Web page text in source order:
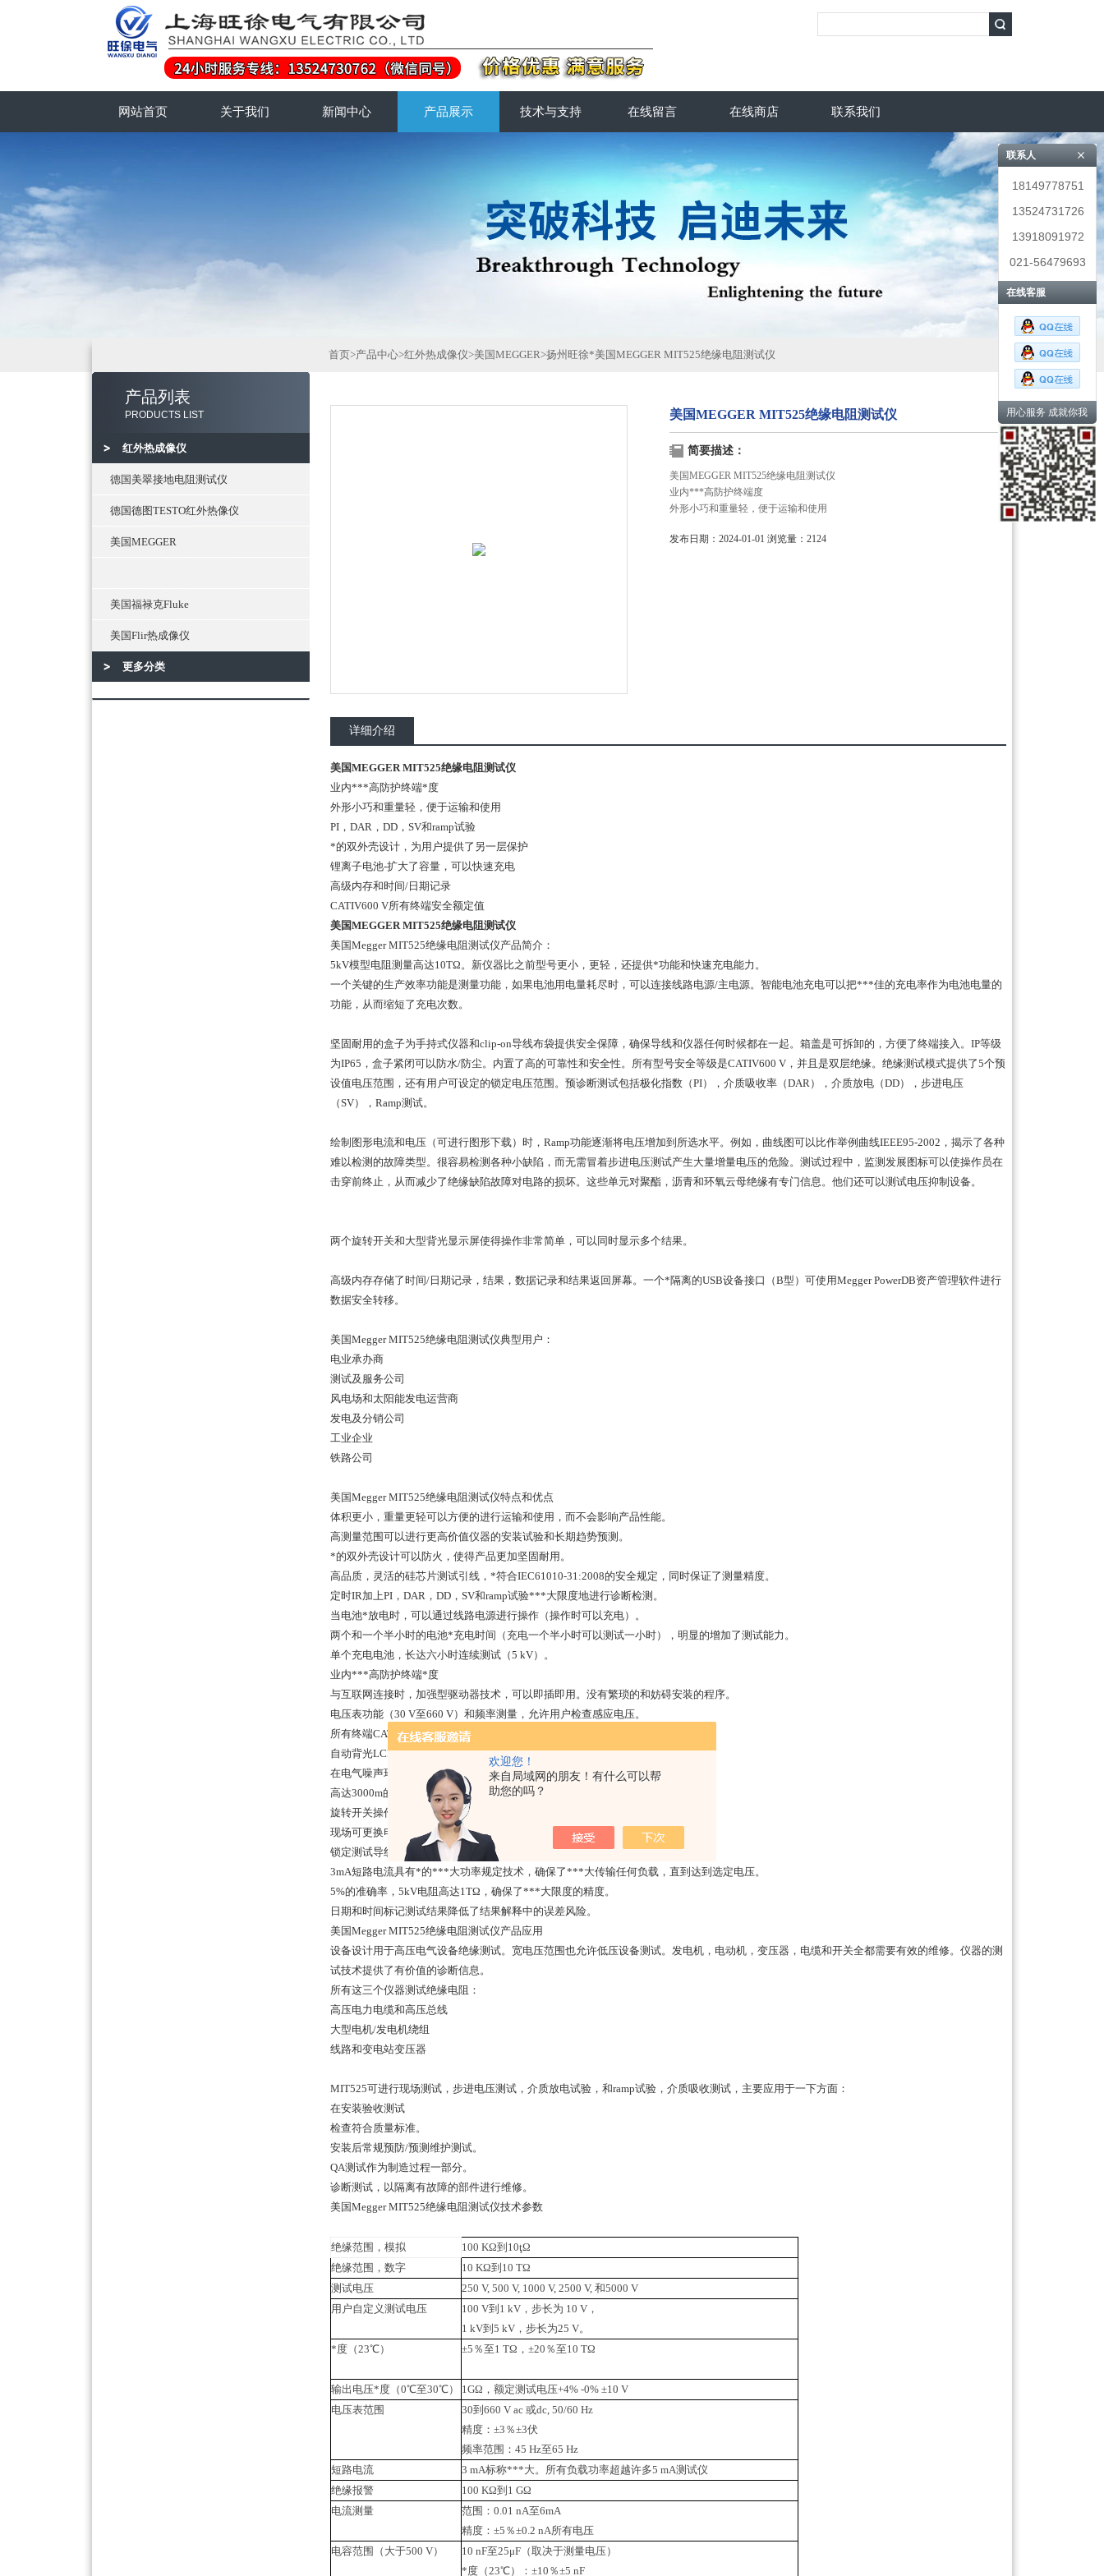
欢迎您！
来自局域网的朋友！有什么可以帮
助您的吗？
网站首页 关于我们 新闻中心 产品展示 技术与支持 在线留言 在线商店 联系我们
产品列表
PRODUCTS LIST
红外热成像仪
德国美翠接地电阻测试仪
德国德图TESTO红外热像仪
美国MEGGER
美国福禄克Fluke
美国Flir热成像仪
更多分类
首页>产品中心>红外热成像仪>美国MEGGER>扬州旺徐*美国MEGGER MIT525绝缘电阻测试仪
美国MEGGER MIT525绝缘电阻测试仪
简要描述：
美国MEGGER MIT525绝缘电阻测试仪
业内***高防护终端度
外形小巧和重量轻，便于运输和使用
发布日期：2024-01-01 浏览量：2124
详细介绍
美国MEGGER MIT525绝缘电阻测试仪
业内***高防护终端*度
外形小巧和重量轻，便于运输和使用
PI ， DAR ， DD ， SV和ramp试验
*的双外壳设计，为用户提供了另一层保护
锂离子电池-扩大了容量，可以快速充电
高级内存和时间/ 日期记录
CATIV600 V所有终端安全额定值
美国MEGGER MIT525绝缘电阻测试仪
美国Megger MIT525绝缘电阻测试仪产品简介：
5kV模型电阻测量高达10TΩ。新仪器比之前型号更小，更轻，还提供*功能和快速充电能力。
一个关键的生产效率功能是测量功能，如果电池用电量耗尽时，可以连接线路电源/主电源。智能电池充电可以把***佳的充电率作为电池电量的
功能，从而缩短了充电次数。
坚固耐用的盒子为手持式仪器和clip-on导线布袋提供安全保障，确保导线和仪器任何时候都在一起。箱盖是可拆卸的，方便了终端接入。 IP等级
为IP65 ，盒子紧闭可以防水/防尘。内置了高的可靠性和安全性。所有型号安全等级是CATIV600 V ，并且是双层绝缘。绝缘测试模式提供了5个预
设值电压范围，还有用户可设定的锁定电压范围。预诊断测试包括极化指数（PI），介质吸收率（DAR），介质放电（DD），步进电压
（SV）， Ramp测试。
绘制图形电流和电压（可进行图形下载）时， Ramp功能逐渐将电压增加到所选水平。例如，曲线图可以比作举例曲线IEEE95-2002 ，揭示了各种
难以检测的故障类型。很容易检测各种小缺陷，而无需冒着步进电压测试产生大量增量电压的危险。测试过程中，监测发展图标可以使操作员在
击穿前终止，从而减少了绝缘缺陷故障对电路的损坏。这些单元对聚酯，沥青和环氧云母绝缘有专门信息。他们还可以测试电压抑制设备。
两个旋转开关和大型背光显示屏使得操作非常简单，可以同时显示多个结果。
高级内存存储了时间/ 日期记录，结果，数据记录和结果返回屏幕。一个*隔离的USB设备接口（B型）可使用Megger PowerDB资产管理软件进行
数据安全转移。
美国Megger MIT525绝缘电阻测试仪典型用户：
电业承办商
测试及服务公司
风电场和太阳能发电运营商
发电及分销公司
工业企业
铁路公司
美国Megger MIT525绝缘电阻测试仪特点和优点
体积更小，重量更轻可以方便的进行运输和使用，而不会影响产品性能。
高测量范围可以进行更高价值仪器的安装试验和长期趋势预测。
*的双外壳设计可以防火，使得产品更加坚固耐用。
高品质，灵活的硅芯片测试引线，*符合IEC61010-31:2008的安全规定，同时保证了测量精度。
定时IR加上PI ， DAR ， DD ， SV和ramp试验***大限度地进行诊断检测。
当电池*放电时，可以通过线路电源进行操作（操作时可以充电）。
两个和一个半小时的电池*充电时间（充电一个半小时可以测试一小时），明显的增加了测试能力。
单个充电电池，长达六小时连续测试（5 kV）。
业内***高防护终端*度
与互联网连接时，加强型驱动器技术，可以即插即用。没有繁琐的和妨碍安装的程序。
电压表功能（30 V至660 V）和频率测量，允许用户检查感应电压。
所有终端CATIV600V安全额定值，可以在
自动背光LCD显示屏。
在电气噪声环境下，噪声滤波器有效抑制高达3mA的噪音。
高达3000m的高海拔作业，同时维持CATIV 600 V
旋转开关操作简单，直观现场操作。
现场可更换电池。
锁定测试导线提供额外安全性。
3mA短路电流具有*的***大功率规定技术，确保了***大传输任何负载，直到达到选定电压。
5%的准确率， 5kV电阻高达1TΩ，确保了***大限度的精度。
日期和时间标记测试结果降低了结果解释中的误差风险。
美国Megger MIT525绝缘电阻测试仪产品应用
设备设计用于高压电气设备绝缘测试。宽电压范围也允许低压设备测试。发电机，电动机，变压器，电缆和开关全都需要有效的维修。仪器的测
试技术提供了有价值的诊断信息。
所有这三个仪器测试绝缘电阻：
高压电力电缆和高压总线
大型电机/发电机绕组
线路和变电站变压器
MIT525可进行现场测试，步进电压测试，介质放电试验，和ramp试验，介质吸收测试，主要应用于一下方面：
在安装验收测试
检查符合质量标准。
安装后常规预防/预测维护测试。
QA测试作为制造过程一部分。
诊断测试，以隔离有故障的部件进行维修。
美国Megger MIT525绝缘电阻测试仪技术参数
绝缘范围，模拟
100 KΩ到10ţΩ
绝缘范围，数字
10 KΩ到10 TΩ
测试电压
250 V, 500 V, 1000 V, 2500 V, 和5000 V
用户自定义测试电压
100 V到1 kV，步长为 10 V，
1 kV到5 kV，步长为25 V。
*度（23℃）
±5％至1 TΩ，±20％至10 TΩ
输出电压*度（0℃至30℃）
1GΩ，额定测试电压+4% -0% ±10 V
电压表范围
30到660 V ac 或dc, 50/60 Hz
精度：±3％±3伏
频率范围：45 Hz至65 Hz
短路电流
3 mA标称***大。所有负载功率超越许多5 mA测试仪
绝缘报警
100 KΩ到1 GΩ
电流测量
范围：0.01 nA至6mA
精度：±5％±0.2 nA所有电压
电容范围（大于500 V）
10 nF至25μF（取决于测量电压）
*度（23℃）：±10％±5 nF
联系人
18149778751
13524731726
13918091972
021-56479693
在线客服
用心服务 成就你我